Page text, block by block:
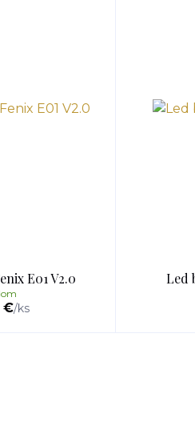
E01 V2.0
€/ks
Led